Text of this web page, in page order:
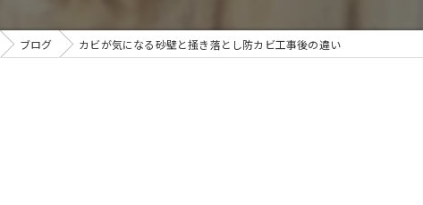
止符を。賃貸オーナー様が最後に頼る専門工事
ブログ カビが気になる砂壁と掻き落とし防カビ工事後の違い